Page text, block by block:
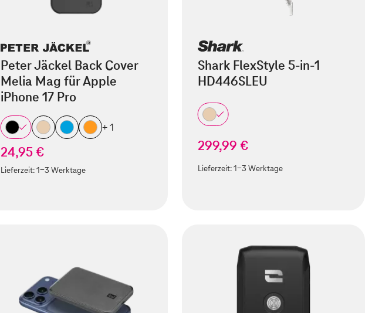
Peter Jäckel Back Cover
Melia Mag für Apple
iPhone 17 Pro
+ 1
24,95 €
Lieferzeit:1-3 Werktage
Shark FlexStyle 5-in-1
HD446SLEU
299,99 €
Lieferzeit:1-3 Werktage